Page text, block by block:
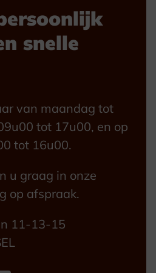
snelle
van maandag tot
tot 17u00, en op
tot 16u00.
u graag in onze
op afspraak.
11-13-15